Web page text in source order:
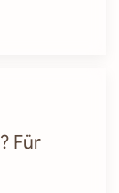
Für